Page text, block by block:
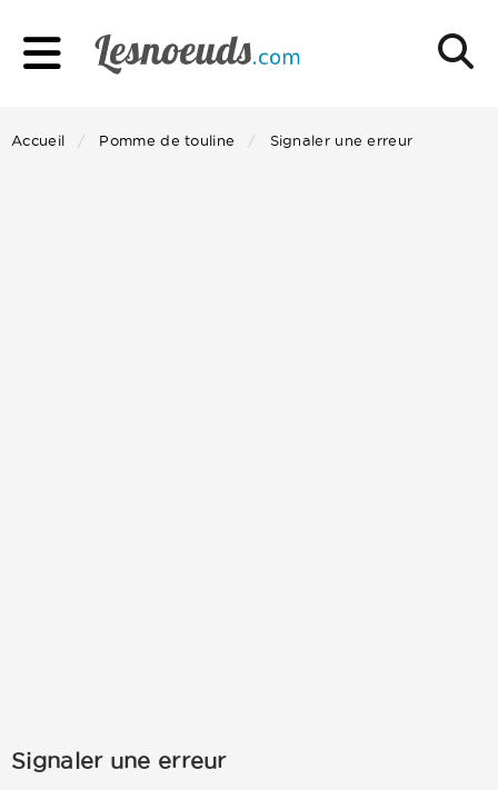
Accueil Pomme de touline Signaler une erreur
Signaler une erreur